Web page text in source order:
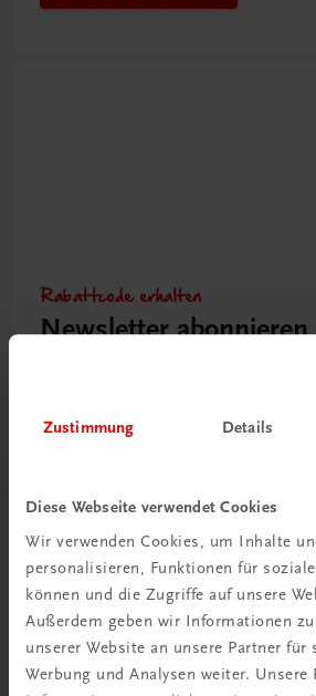
Zustimmung Details
Diese Webseite verwendet Cookies
Wir verwenden Cookies, um Inhalte
personalisieren, Funktionen für
können und die Zugriffe auf unsere
Außerdem geben wir Informationen
unserer Website an unsere Partner für
Werbung und Analysen weiter. Unsere
Rabattcode erhalten
Newsletter abonnieren
Herzlich willkommen